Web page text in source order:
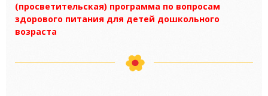
(просветительская) программа по вопросам
здорового питания для детей дошкольного
возраста